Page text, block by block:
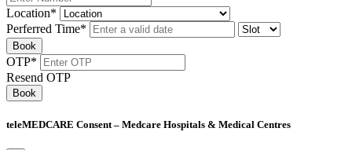
Location*
Perferred Time*
Book
OTP*
Resend OTP
Book
teleMEDCARE Consent – Medcare Hospitals & Medical Centres